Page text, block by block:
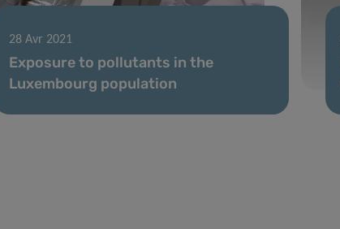
28 Avr 2021
Exposure to pollutants in the
Luxembourg population